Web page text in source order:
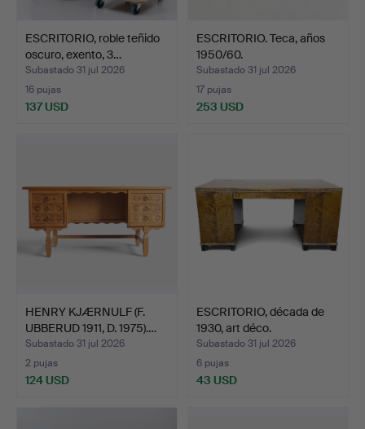
ESCRITORIO, roble teñido
oscuro, exento, 3…
Subastado 31 jul 2026
16 pujas
137 USD
ESCRITORIO. Teca, años
1950/60.
Subastado 31 jul 2026
17 pujas
253 USD
HENRY KJÆRNULF (F.
UBBERUD 1911, D. 1975).…
Subastado 31 jul 2026
2 pujas
124 USD
ESCRITORIO, década de
1930, art déco.
Subastado 31 jul 2026
6 pujas
43 USD